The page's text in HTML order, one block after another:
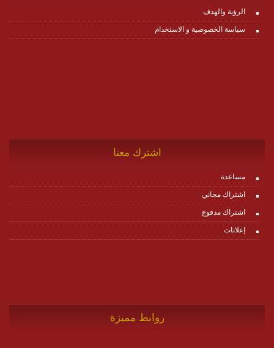
الرؤية والهدف
سياسة الخصوصية و الاستخدام
اشترك معنا
مساعدة
اشتراك مجاني
اشتراك مدفوع
إعلانات
روابط مميزة